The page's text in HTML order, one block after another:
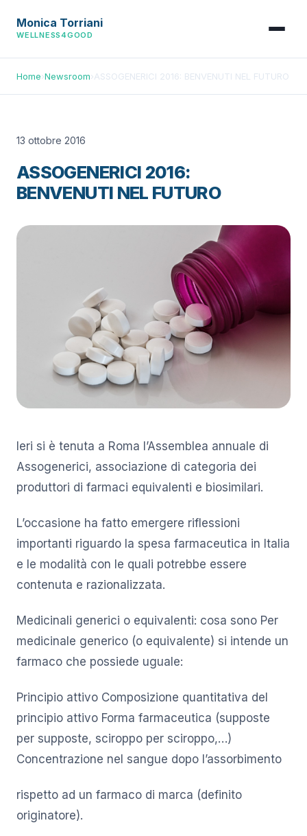
Monica Torriani
WELLNESS4GOOD
Home›Newsroom›ASSOGENERICI 2016: BENVENUTI NEL FUTURO
13 ottobre 2016
ASSOGENERICI 2016:
BENVENUTI NEL FUTURO
Ieri si è tenuta a Roma l’Assemblea annuale di
Assogenerici, associazione di categoria dei
produttori di farmaci equivalenti e biosimilari.
L’occasione ha fatto emergere riflessioni
importanti riguardo la spesa farmaceutica in Italia
e le modalità con le quali potrebbe essere
contenuta e razionalizzata.
Medicinali generici o equivalenti: cosa sono Per
medicinale generico (o equivalente) si intende un
farmaco che possiede uguale:
Principio attivo Composizione quantitativa del
principio attivo Forma farmaceutica (supposte
per supposte, sciroppo per sciroppo,…)
Concentrazione nel sangue dopo l’assorbimento
rispetto ad un farmaco di marca (definito
originatore).